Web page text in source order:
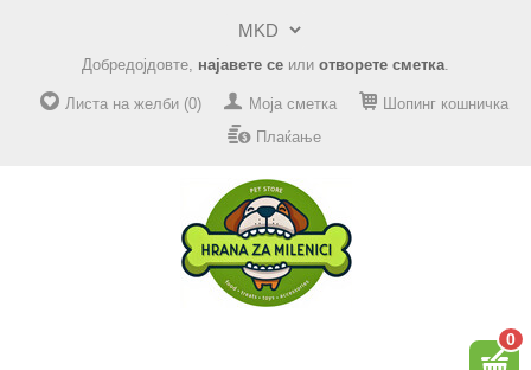
Добредојдовте, најавете се или отворете сметка.
Листа на желби (0) Моја сметка
Шопинг кошничка
Плаќање
0